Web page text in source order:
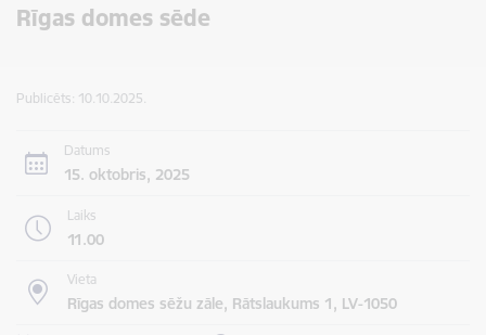
Rīgas domes sēde
Publicēts: 10.10.2025.
Datums
15. oktobris, 2025
Laiks
11.00
Vieta
Rīgas domes sēžu zāle, Rātslaukums 1, LV-1050